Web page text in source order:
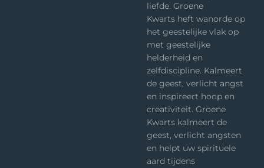
liefde. Groene
Kwarts heft wanorde op
het geestelijke vlak op
met geestelijke
helderheid en
zelfdiscipline. Kalmeert
de geest, verlicht angst
en inspireert hoop en
creativiteit. Groene
Kwarts kalmeert de
geest, verlicht angsten
en helpt uw spirituele
aard tijdens